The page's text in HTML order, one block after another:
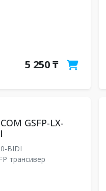
5 250 ₸
GSFP-LX-
BIDI
трансивер